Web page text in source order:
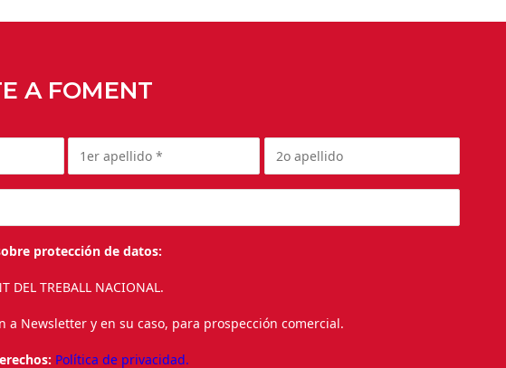
A FOMENT
protección de datos:
DEL TREBALL NACIONAL.
a Newsletter y en su caso, para prospección comercial.
Política de privacidad.